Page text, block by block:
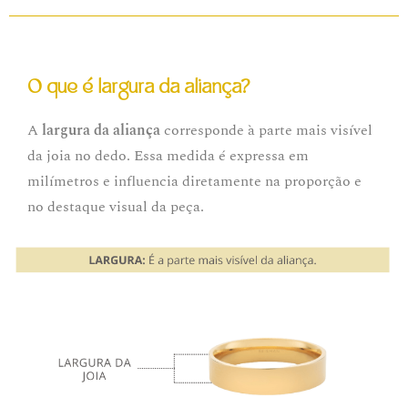
O que é largura da aliança?
A largura da aliança corresponde à parte mais visível
da joia no dedo. Essa medida é expressa em
milímetros e influencia diretamente na proporção e
no destaque visual da peça.